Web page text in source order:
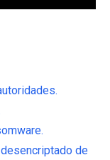
de